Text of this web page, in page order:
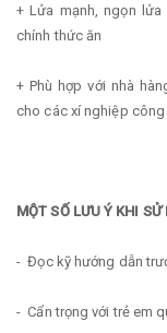
+ Lửa mạnh, ngọn
chính thức ăn
+ Phù hợp với nhà
cho các xí nghiệp công
MỘT SỐ LƯU Ý KHI
- Đọc kỹ hướng dẫn
- Cẩn trọng với trẻ em